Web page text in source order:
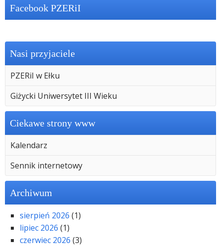
Facebook PZERiI
Nasi przyjaciele
PZERiI w Ełku
Giżycki Uniwersytet III Wieku
Ciekawe strony www
Kalendarz
Sennik internetowy
Archiwum
sierpień 2026 (1)
lipiec 2026 (1)
czerwiec 2026 (3)